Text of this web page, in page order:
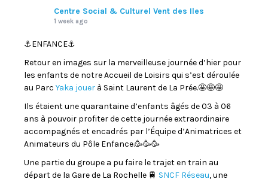
Centre Social & Culturel Vent des Iles
1 week ago
⚓️ENFANCE⚓️
Retour en images sur la merveilleuse journée d’hier pour
les enfants de notre Accueil de Loisirs qui s’est déroulée
au Parc Yaka jouer à Saint Laurent de La Prée.🤩🤩🤩
Ils étaient une quarantaine d’enfants âgés de 03 à 06
ans à pouvoir profiter de cette journée extraordinaire
accompagnés et encadrés par l’Équipe d’Animatrices et
Animateurs du Pôle Enfance.🥳🥳🥳
Une partie du groupe a pu faire le trajet en train au
départ de la Gare de La Rochelle 🚆 SNCF Réseau, une